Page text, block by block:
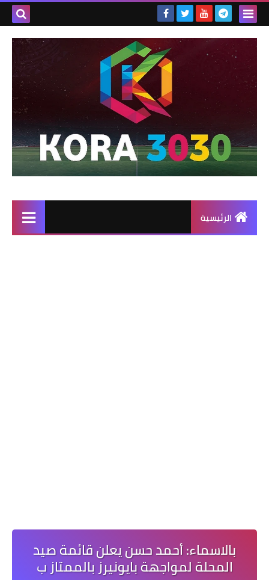
الرئيسية
بالاسماء: أحمد حسن يعلن قائمة صيد
المحلة لمواجهة بايونيرز بالممتاز ب